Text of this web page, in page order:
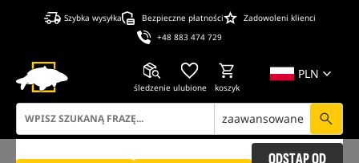
Szybka wysyłka Bezpieczne płatności
Zadowoleni klienci
+48 883 474 729
PLN
śledzenie ulubione koszyk
zaawansowane
ODSTĄP OD